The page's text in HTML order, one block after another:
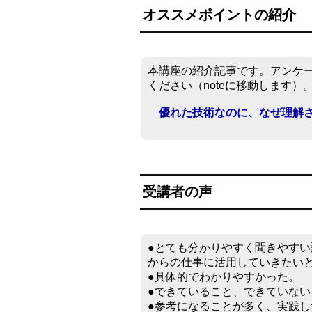
オススメポイントの紹介
本講座の紹介記事です。アンケ
ください（noteに移動します）
優れた技術なのに、なぜ理解
受講者の声
●とても分かりやすく聞きやす
からの仕事に活用していきたい
●具体的でわかりやすかった。
●できていること、できていな
●参考になることが多く、実践